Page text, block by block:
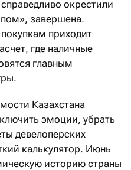
окрестили
завершена.
приходит
где наличные
главным
Казахстана
эмоции, убрать
девелоперских
калькулятор. Июнь
историю страны